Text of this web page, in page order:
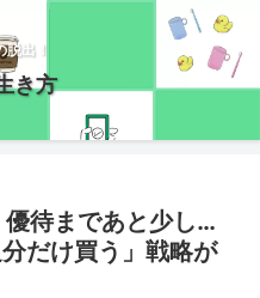
脱出！
き方
優待まであと少し…
だけ買う」戦略が